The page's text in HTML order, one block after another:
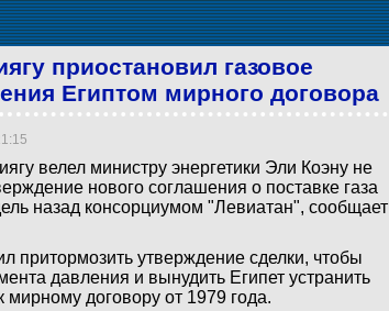
приостановил газовое
Египтом мирного договора
велел министру энергетики Эли Коэну не
нового соглашения о поставке газа
назад консорциумом "Левиатан", сообщает
притормозить утверждение сделки, чтобы
давления и вынудить Египет устранить
договору от 1979 года.